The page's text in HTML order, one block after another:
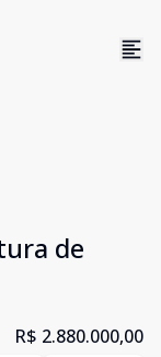
de
R$ 2.880.000,00